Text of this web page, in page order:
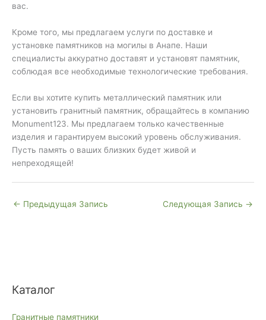
Каталог
Гранитные памятники
вас.
Кроме того, мы предлагаем услуги по доставке и
установке памятников на могилы в Анапе. Наши
специалисты аккуратно доставят и установят памятник,
соблюдая все необходимые технологические требования.
Если вы хотите купить металлический памятник или
установить гранитный памятник, обращайтесь в компанию
Monument123. Мы предлагаем только качественные
изделия и гарантируем высокий уровень обслуживания.
Пусть память о ваших близких будет живой и
непреходящей!
← Предыдущая Запись Следующая Запись →